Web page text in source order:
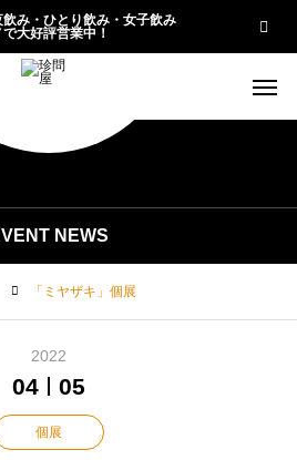
み・ひとり飲み・女子飲み
大好評営業中！
NEWS
「ミヤザキ」個展
2022
04 05
個展